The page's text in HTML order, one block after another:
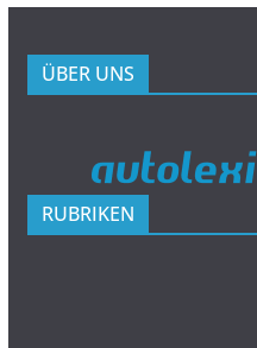
ÜBER UNS
RUBRIKEN